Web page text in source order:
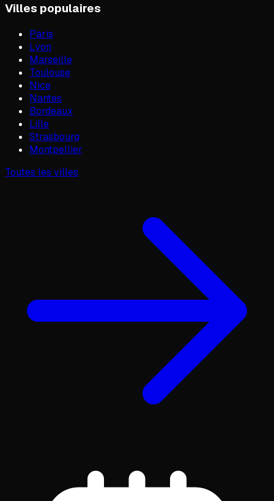
Villes populaires
Paris
Lyon
Marseille
Toulouse
Nice
Nantes
Bordeaux
Lille
Strasbourg
Montpellier
Toutes les villes